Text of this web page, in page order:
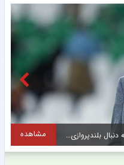
حمایت تمام قد برانکو از اسکوچیچ ؛ ایران به دنبال بلندپروازی در جام جهانی قطر است مشاهده